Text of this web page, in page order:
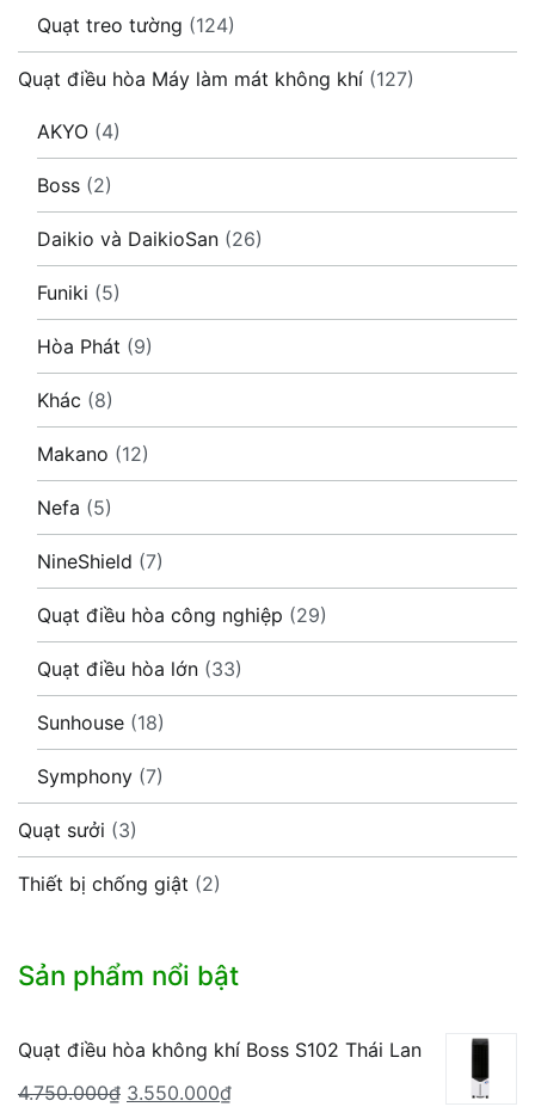
Quạt treo tường (124)
Quạt điều hòa Máy làm mát không khí (127)
AKYO (4)
Boss (2)
Daikio và DaikioSan (26)
Funiki (5)
Hòa Phát (9)
Khác (8)
Makano (12)
Nefa (5)
NineShield (7)
Quạt điều hòa công nghiệp (29)
Quạt điều hòa lớn (33)
Sunhouse (18)
Symphony (7)
Quạt sưởi (3)
Thiết bị chống giật (2)
Sản phẩm nổi bật
Quạt điều hòa không khí Boss S102 Thái Lan
4.750.000₫ Giá
3.550.000₫Giá